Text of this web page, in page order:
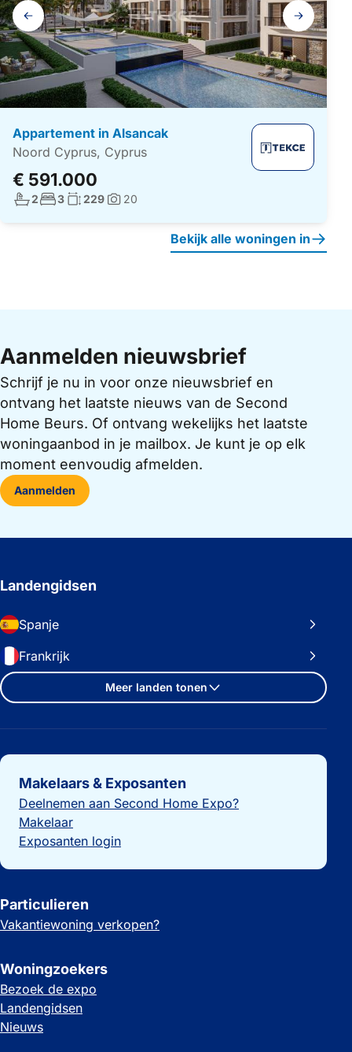
Galerij
navigatie
Appartement in Alsancak
Noord Cyprus, Cyprus
€ 591.000
Aantal badkamers:
2Aantal slaapkamers:
3Woonoppervlakte:
229 Foto's:
20
Bekijk alle woningen in
Aanmelden nieuwsbrief
Schrijf je nu in voor onze nieuwsbrief en
ontvang het laatste nieuws van de Second
Home Beurs. Of ontvang wekelijks het laatste
woningaanbod in je mailbox. Je kunt je op elk
moment eenvoudig afmelden.
Aanmelden
Landengidsen
Spanje
Frankrijk
Meer landen tonen
Belangrijke links
Makelaars & Exposanten
Deelnemen aan Second Home Expo?
Makelaar
Exposanten login
Particulieren
Vakantiewoning verkopen?
Woningzoekers
Bezoek de expo
Landengidsen
Nieuws